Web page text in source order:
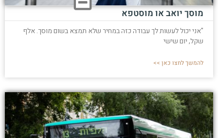
מוסך יואב או מוסטפא
"אני יכול לעשות לך עבודה כזה במחיר שלא תמצא בשום מוסך. אלף
שקל, יום שישי
להמשך לחצו כאן >>